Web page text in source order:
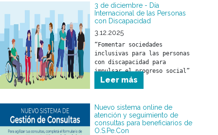
3 de diciembre - Día
Internacional de las Personas
con Discapacidad
3.12.2025
“Fomentar sociedades
inclusivas para las personas
con discapacidad para
impulsar el progreso social”
Leer más
Nuevo sistema online de
atención y seguimiento de
consultas para beneficiarios de
O.S.Pe.Con